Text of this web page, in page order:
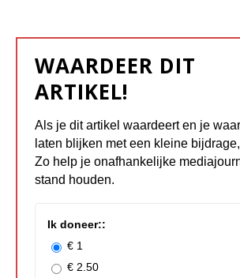
WAARDEER DIT
ARTIKEL!
Als je dit artikel waardeert en je
laten blijken met een kleine
Zo help je onafhankelijke
stand houden.
Ik doneer::
€ 1
€ 2.50